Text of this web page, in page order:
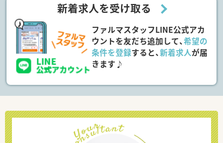
新着求人を受け取る
ファルマスタッフLINE公式アカ
ウントを友だち追加して、希望の
条件を登録すると、新着求人が届
きます♪